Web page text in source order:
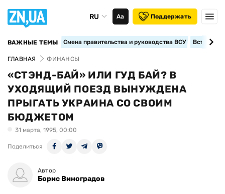
RU Аа Поддержать
ВАЖНЫЕ ТЕМЫ Смена правительства и руководства ВСУ
ГЛАВНАЯ ФИНАНСЫ
«СТЭНД-БАЙ» ИЛИ ГУД БАЙ? В
УХОДЯЩИЙ ПОЕЗД ВЫНУЖДЕНА
ПРЫГАТЬ УКРАИНА СО СВОИМ
БЮДЖЕТОМ
31 марта, 1995, 00:00
Поделиться
Автор
Борис Виноградов